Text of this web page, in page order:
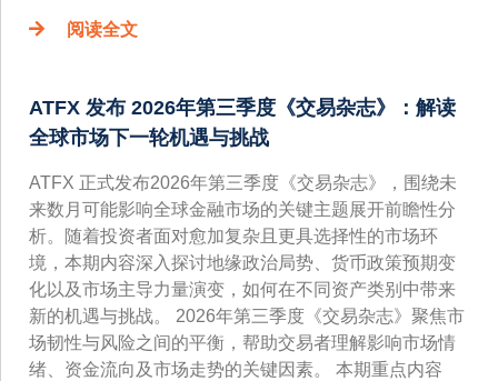
阅读全文
ATFX 发布 2026年第三季度《交易杂志》：解读
全球市场下一轮机遇与挑战
ATFX 正式发布2026年第三季度《交易杂志》，围绕未
来数月可能影响全球金融市场的关键主题展开前瞻性分
析。随着投资者面对愈加复杂且更具选择性的市场环
境，本期内容深入探讨地缘政治局势、货币政策预期变
化以及市场主导力量演变，如何在不同资产类别中带来
新的机遇与挑战。 2026年第三季度《交易杂志》聚焦市
场韧性与风险之间的平衡，帮助交易者理解影响市场情
绪、资金流向及市场走势的关键因素。 本期重点内容